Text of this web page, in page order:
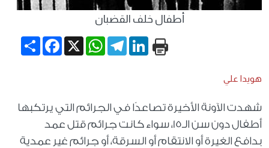
أطفال خلف القضبان
Share
Facebook X
WhatsApp
TelegramLinkedIn
هويدا علي
شهدت الآونة الأخيرة تصاعدًا في الجرائم التي يرتكبها
أطفال دون سن الـ15، سواء كانت جرائم قتل عمد
بدافع الغيرة أو الانتقام أو السرقة، أو جرائم غير عمدية